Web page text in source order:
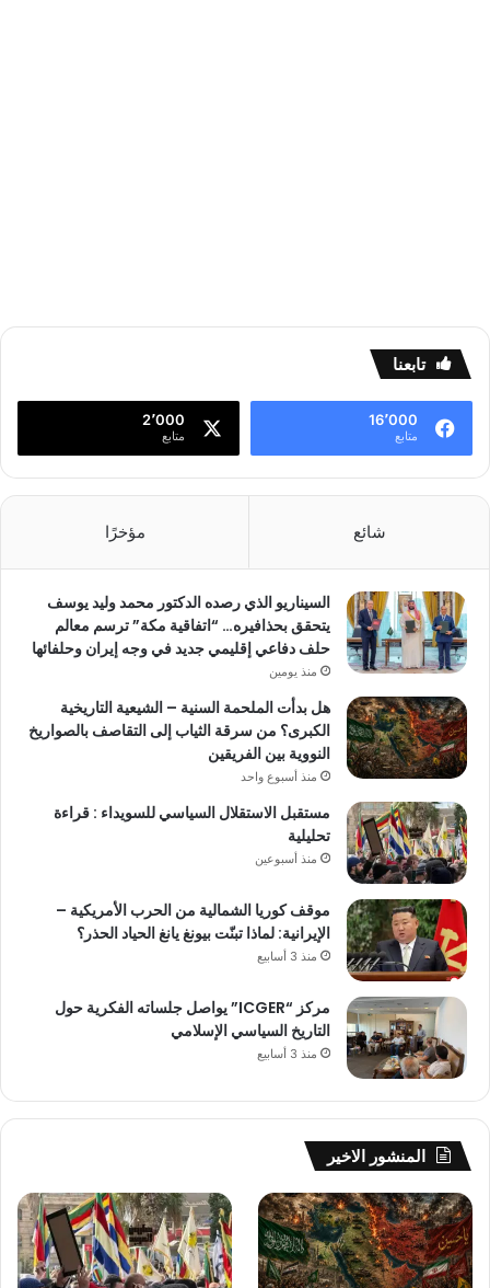
تابعنا
16٬000
متابع
2٬000
متابع
شائع مؤخرًا
السيناريو الذي رصده الدكتور محمد وليد يوسف
يتحقق بحذافيره… “اتفاقية مكة” ترسم معالم
حلف دفاعي إقليمي جديد في وجه إيران وحلفائها
منذ يومين
هل بدأت الملحمة السنية – الشيعية التاريخية
الكبرى؟ من سرقة الثياب إلى التقاصف بالصواريخ
النووية بين الفريقين
منذ أسبوع واحد
مستقبل الاستقلال السياسي للسويداء : قراءة
تحليلية
منذ أسبوعين
موقف كوريا الشمالية من الحرب الأمريكية –
الإيرانية: لماذا تبنّت بيونغ يانغ الحياد الحذر؟
منذ 3 أسابيع
مركز “ICGER” يواصل جلساته الفكرية حول
التاريخ السياسي الإسلامي
منذ 3 أسابيع
المنشور الاخير